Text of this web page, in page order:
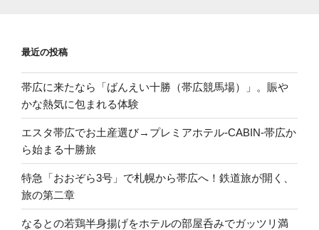
最近の投稿
帯広に来たなら「ばんえい十勝（帯広競馬場）」。賑や
かな熱気に包まれる体験
エスタ帯広でお土産選び→プレミアホテル-CABIN-帯広か
ら始まる十勝旅
特急「おおぞら3号」で札幌から帯広へ！鉄道旅が開く、
旅の第二章
なるとの若鶏半身揚げをホテルの部屋呑みでガッツリ満